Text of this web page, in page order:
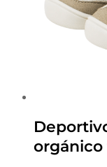
orgánico